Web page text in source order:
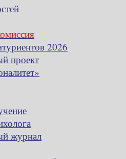
2026
проект
журнал